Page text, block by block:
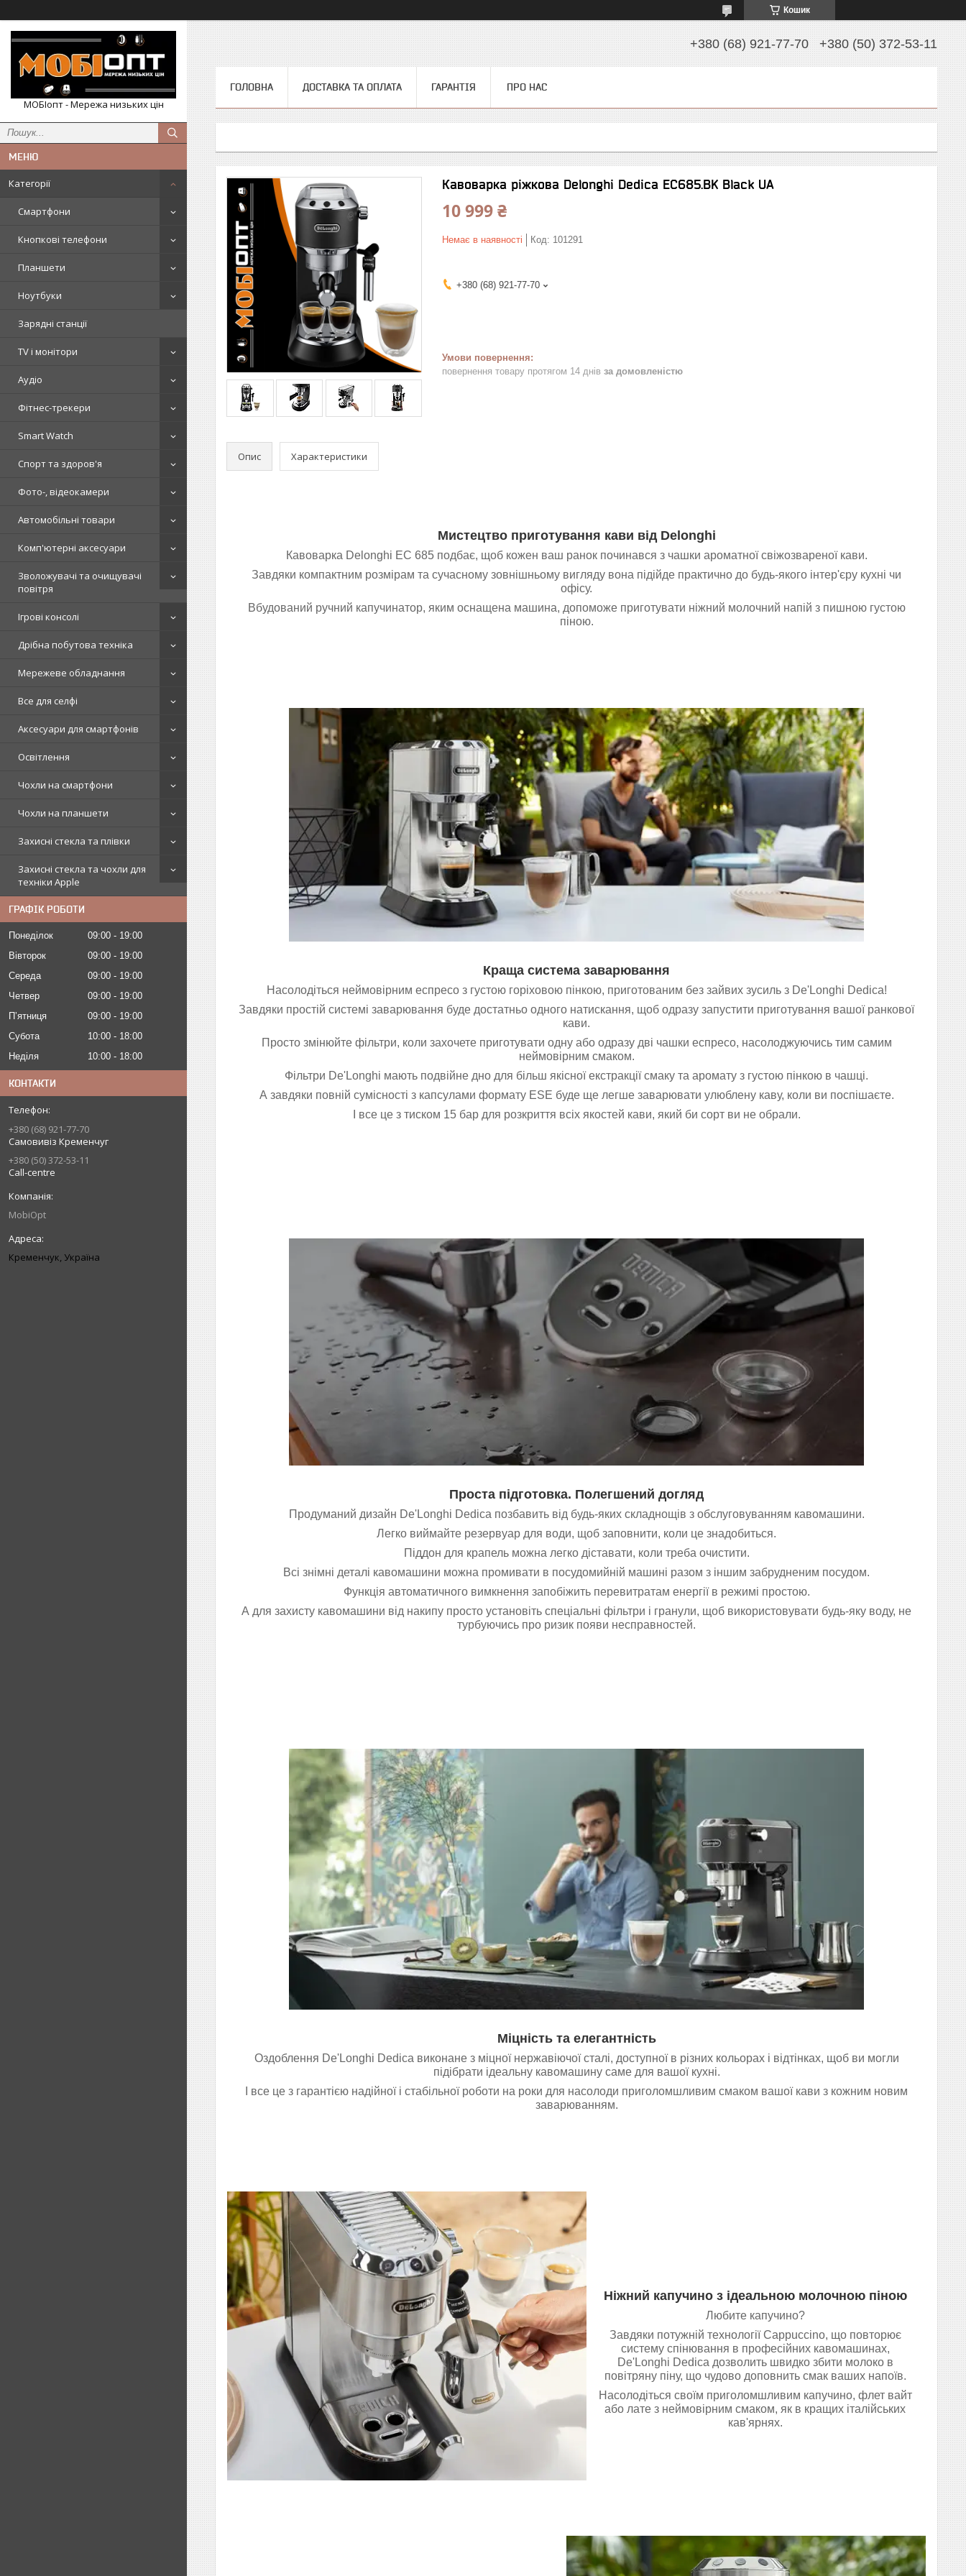
Кошик
МОБІопт - Мережа низьких цін
Категорії
Смартфони
Кнопкові телефони
Планшети
Ноутбуки
Зарядні станції
TV і монітори
Аудіо
Фітнес-трекери
Smart Watch
Спорт та здоров'я
Фото-, відеокамери
Автомобільні товари
Комп'ютерні аксесуари
Зволожувачі та очищувачі
повітря
Ігрові консолі
Дрібна побутова техніка
Мережеве обладнання
Все для селфі
Аксесуари для смартфонів
Освітлення
Чохли на смартфони
Чохли на планшети
Захисні стекла та плівки
Захисні стекла та чохли для
техніки Apple
ГРАФІК РОБОТИ
Понеділок 09:00
19:00
Вівторок
09:00
19:00
Середа
09:00
19:00
Четвер
09:00
19:00
Пʼятниця
09:00
19:00
Субота
10:00
18:00
Неділя
10:00 18:00
КОНТАКТИ
+380 (68) 921-77-70
Самовивіз Кременчуг
+380 (50) 372-53-11
Call-centre
MobiOpt
Кременчук, Україна
+380 (68) 921-77-70 +380 (50) 372-53-11
ГОЛОВНА ДОСТАВКА ТА ОПЛАТА ГАРАНТІЯ ПРО НАС
Кавоварка ріжкова Delonghi Dedica EC685.BK Black UA
10 999 ₴
Немає в наявності Код: 101291
+380 (68) 921-77-70
повернення товару протягом 14 днів за домовленістю
Опис Характеристики
Мистецтво приготування кави від Delonghi
Кавоварка Delonghi EC 685 подбає, щоб кожен ваш ранок починався з чашки ароматної свіжозвареної кави.
Завдяки компактним розмірам та сучасному зовнішньому вигляду вона підійде практично до будь-якого інтер'єру кухні чи
офісу.
Вбудований ручний капучинатор, яким оснащена машина, допоможе приготувати ніжний молочний напій з пишною густою
піною.
Краща система заварювання
Насолодіться неймовірним еспресо з густою горіховою пінкою, приготованим без зайвих зусиль з De'Longhi Dedica!
Завдяки простій системі заварювання буде достатньо одного натискання, щоб одразу запустити приготування вашої ранкової
кави.
Просто змінюйте фільтри, коли захочете приготувати одну або одразу дві чашки еспресо, насолоджуючись тим самим
неймовірним смаком.
Фільтри De'Longhi мають подвійне дно для більш якісної екстракції смаку та аромату з густою пінкою в чашці.
А завдяки повній сумісності з капсулами формату ESE буде ще легше заварювати улюблену каву, коли ви поспішаєте.
І все це з тиском 15 бар для розкриття всіх якостей кави, який би сорт ви не обрали.
Проста підготовка. Полегшений догляд
Продуманий дизайн De'Longhi Dedica позбавить від будь-яких складнощів з обслуговуванням кавомашини.
Легко виймайте резервуар для води, щоб заповнити, коли це знадобиться.
Піддон для крапель можна легко діставати, коли треба очистити.
Всі знімні деталі кавомашини можна промивати в посудомийній машині разом з іншим забрудненим посудом.
Функція автоматичного вимкнення запобіжить перевитратам енергії в режимі простою.
А для захисту кавомашини від накипу просто установіть спеціальні фільтри і гранули, щоб використовувати будь-яку воду, не
турбуючись про ризик появи несправностей.
Міцність та елегантність
Оздоблення De'Longhi Dedica виконане з міцної нержавіючої сталі, доступної в різних кольорах і відтінках, щоб ви могли
підібрати ідеальну кавомашину саме для вашої кухні.
І все це з гарантією надійної і стабільної роботи на роки для насолоди приголомшливим смаком вашої кави з кожним новим
заварюванням.
Ніжний капучино з ідеальною молочною піною
Любите капучино?
Завдяки потужній технології Cappuccino, що повторює
систему спінювання в професійних кавомашинах,
De'Longhi Dedica дозволить швидко збити молоко в
повітряну піну, що чудово доповнить смак ваших напоїв.
Насолодіться своїм приголомшливим капучино, флет вайт
або лате з неймовірним смаком, як в кращих італійських
кав'ярнях.